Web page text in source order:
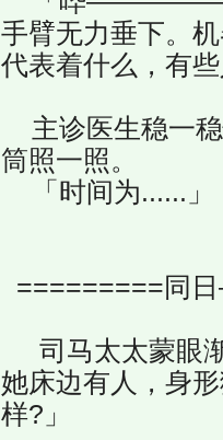
手臂无力垂下。
代表着什么，有
主诊医生稳一稳
筒照一照。
「时间为......」
=========同
司马太太蒙眼
她床边有人，身
样?」